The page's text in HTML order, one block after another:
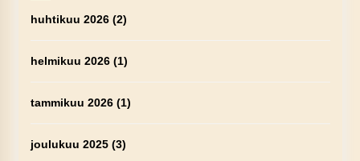
huhtikuu 2026(2)
helmikuu 2026(1)
tammikuu 2026(1)
joulukuu 2025(3)